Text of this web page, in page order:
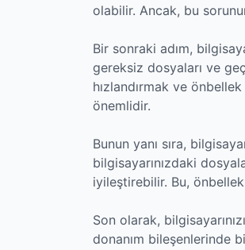
olabilir. Ancak, bu
Bir sonraki adım,
gereksiz dosyaları ve
hızlandırmak ve
önemlidir.
Bunun yanı sıra,
bilgisayarınızdaki
iyileştirebilir. Bu,
Son olarak,
donanım bileşenlerinde